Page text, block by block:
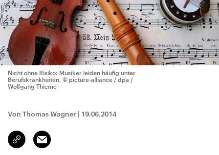
Nicht ohne Risiko: Musiker leiden häufig unter
Berufskrankheiten. © picture-alliance / dpa /
Wolfgang Thieme
Von Thomas Wagner | 19.06.2014
Link
kopieren/teilen
Email